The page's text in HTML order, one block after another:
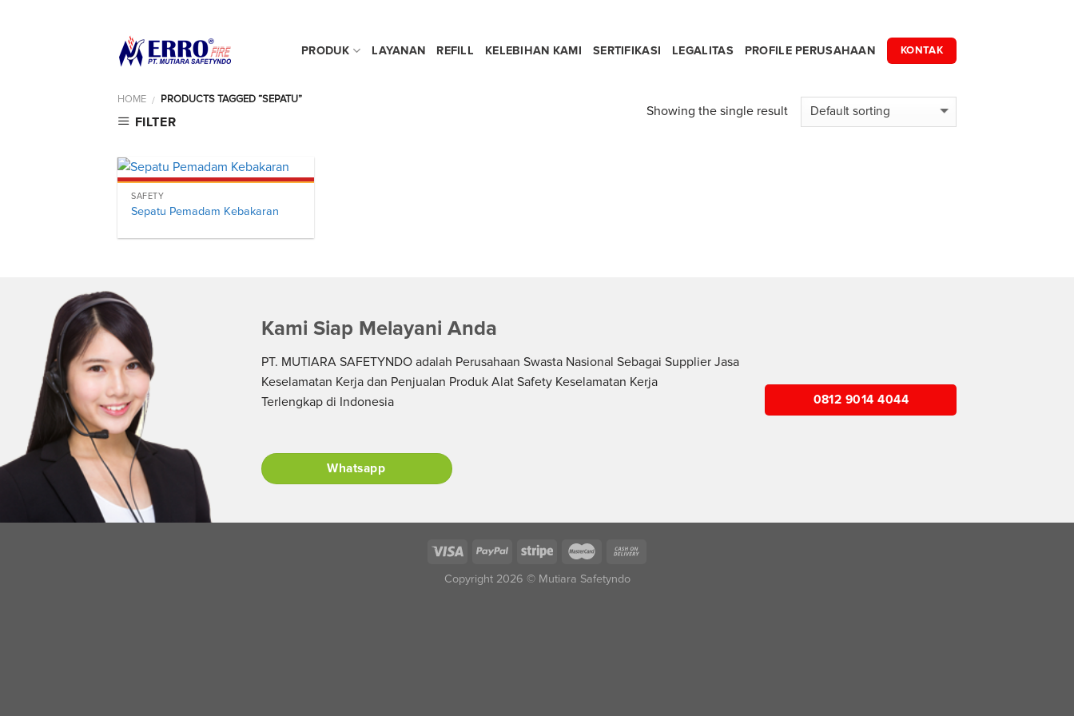
PRODUK LAYANAN REFILL KELEBIHAN KAMI SERTIFIKASI LEGALITAS PROFILE PERUSAHAAN KONTAK
HOME / PRODUCTS TAGGED “SEPATU”
FILTER
Showing the single result
SAFETY
Sepatu Pemadam Kebakaran
Kami Siap Melayani Anda
PT. MUTIARA SAFETYNDO adalah Perusahaan Swasta Nasional Sebagai Supplier Jasa
Keselamatan Kerja dan Penjualan Produk Alat Safety Keselamatan Kerja
Terlengkap di Indonesia
Whatsapp
0812 9014 4044
Copyright 2026 © Mutiara Safetyndo